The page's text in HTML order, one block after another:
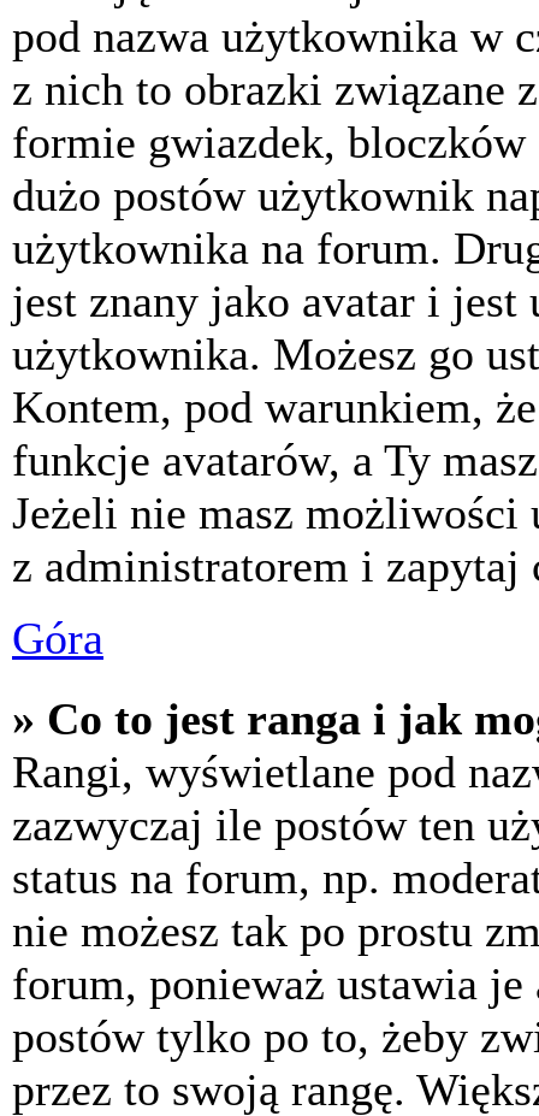
pod nazwa użytkownika w
z nich to obrazki związane
formie gwiazdek,
dużo postów użytkownik
użytkownika na forum.
jest znany jako avatar i jest
użytkownika. Możesz go
Kontem, pod warunkiem,
funkcje avatarów, a Ty
Jeżeli nie masz możliwości
z administratorem i zapytaj
Góra
» Co to jest ranga i jak
Rangi, wyświetlane pod
zazwyczaj ile postów ten
status na forum, np.
nie możesz tak po prostu
forum, ponieważ ustawia
postów tylko po to, żeby
przez to swoją rangę.